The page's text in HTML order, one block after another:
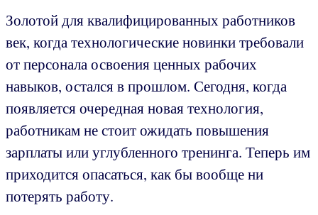
Золотой для квалифицированных работников
век, когда технологические новинки требовали
от персонала освоения ценных рабочих
навыков, остался в прошлом. Сегодня, когда
появляется очередная новая технология,
работникам не стоит ожидать повышения
зарплаты или углубленного тренинга. Теперь им
приходится опасаться, как бы вообще ни
потерять работу.